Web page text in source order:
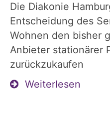
Die Diakonie
Entscheidung des
Wohnen den bisher
Anbieter stationärer
zurückzukaufen
Weiterlesen